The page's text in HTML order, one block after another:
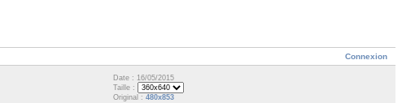
Connexion
Date : 16/05/2015
Taille :
Original : 480x853